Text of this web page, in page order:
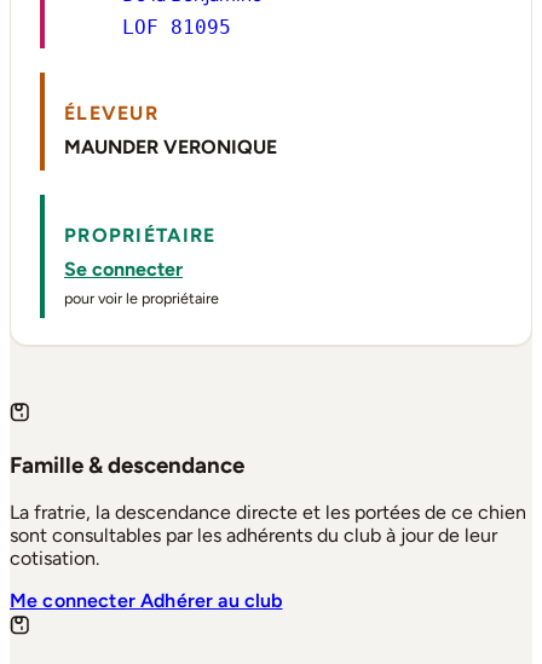
LOF 81095
ÉLEVEUR
MAUNDER VERONIQUE
PROPRIÉTAIRE
Se connecter
pour voir le propriétaire
Famille & descendance
La fratrie, la descendance directe et les portées de ce chien
sont consultables par les adhérents du club à jour de leur
cotisation.
Me connecterAdhérer au club